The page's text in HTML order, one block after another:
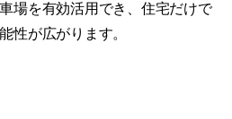
場を有効活用でき、住宅だけで
性が広がります。